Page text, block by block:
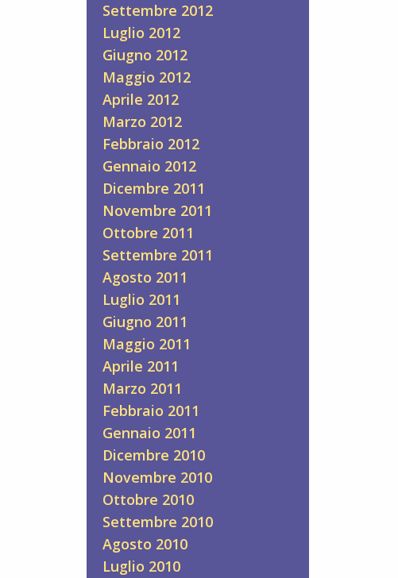
Settembre 2012
Luglio 2012
Giugno 2012
Maggio 2012
Aprile 2012
Marzo 2012
Febbraio 2012
Gennaio 2012
Dicembre 2011
Novembre 2011
Ottobre 2011
Settembre 2011
Agosto 2011
Luglio 2011
Giugno 2011
Maggio 2011
Aprile 2011
Marzo 2011
Febbraio 2011
Gennaio 2011
Dicembre 2010
Novembre 2010
Ottobre 2010
Settembre 2010
Agosto 2010
Luglio 2010